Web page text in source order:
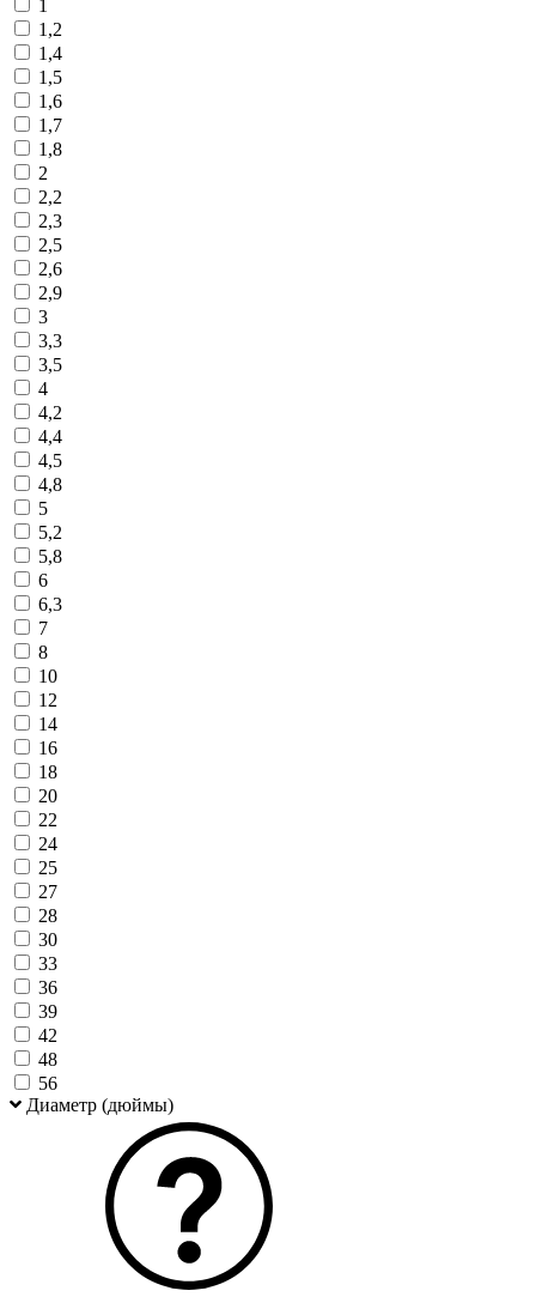
1
1,2
1,4
1,5
1,6
1,7
1,8
2
2,2
2,3
2,5
2,6
2,9
3
3,3
3,5
4
4,2
4,4
4,5
4,8
5
5,2
5,8
6
6,3
7
8
10
12
14
16
18
20
22
24
25
27
28
30
33
36
39
42
48
56
Диаметр (дюймы)